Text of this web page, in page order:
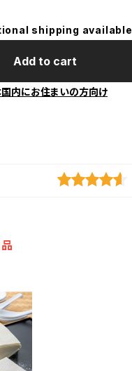
shipping available
Add to cart
国内にお住まいの方向け